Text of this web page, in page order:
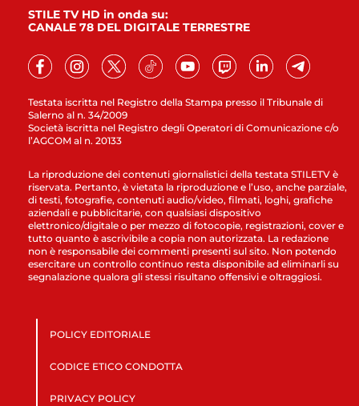
Testata iscritta nel Registro della Stampa presso il Tribunale di
Salerno al n. 34/2009
Società iscritta nel Registro degli Operatori di Comunicazione c/o
l’AGCOM al n. 20133
STILE TV HD in onda su:
CANALE 78 DEL DIGITALE TERRESTRE
La riproduzione dei contenuti giornalistici della testata STILETV è
riservata. Pertanto, è vietata la riproduzione e l’uso, anche parziale,
di testi, fotografie, contenuti audio/video, filmati, loghi, grafiche
aziendali e pubblicitarie, con qualsiasi dispositivo
elettronico/digitale o per mezzo di fotocopie, registrazioni, cover e
tutto quanto è ascrivibile a copia non autorizzata. La redazione
non è responsabile dei commenti presenti sul sito. Non potendo
esercitare un controllo continuo resta disponibile ad eliminarli su
segnalazione qualora gli stessi risultano offensivi e oltraggiosi.
POLICY EDITORIALE
CODICE ETICO CONDOTTA
PRIVACY POLICY